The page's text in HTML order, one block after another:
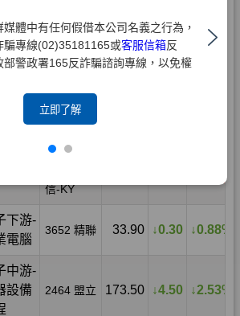
體中有任何假借本公司名義之行為，
騙專線(02)35181165或客服信箱反
部警政署165反詐騙諮詢專線，以免權
立即了解